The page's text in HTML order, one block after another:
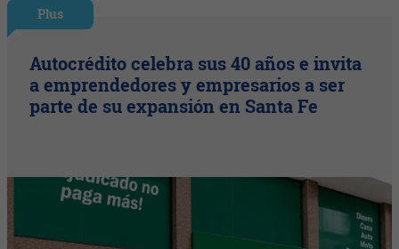
Plus
Autocrédito celebra sus 40 años e invita
a emprendedores y empresarios a ser
parte de su expansión en Santa Fe